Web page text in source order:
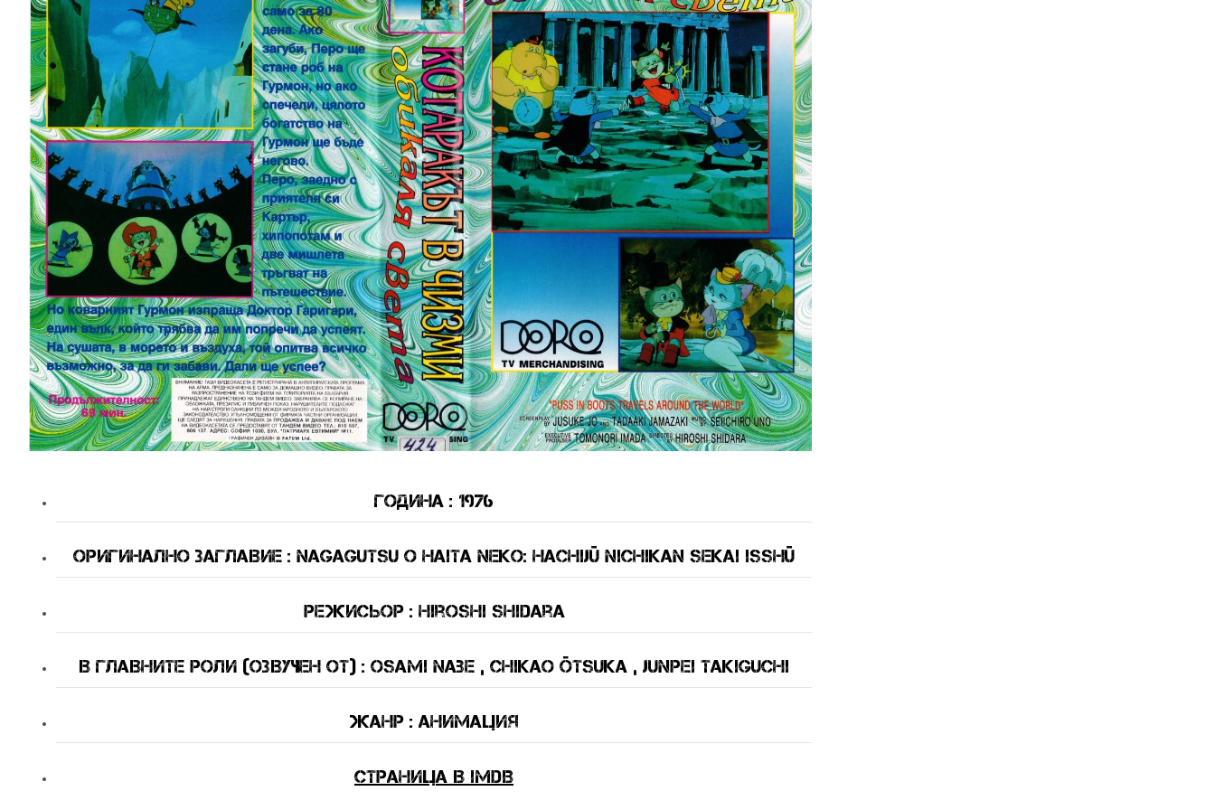
Година : 1976
Оригинално Заглавие : Nagagutsu o haita neko: Hachijû nichikan sekai isshû
Режисьор : Hiroshi Shidara
В Главните Роли (озвучен от) : Osami Nabe , Chikao Ôtsuka , Junpei Takiguchi
Жанр : анимация
Страница в IMDB